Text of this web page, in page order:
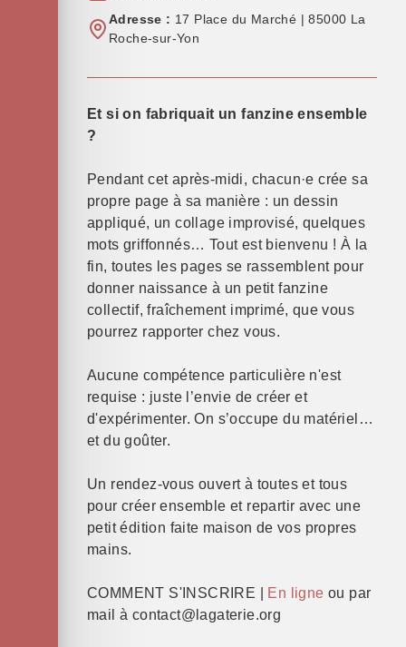
Adresse : 17 Place du Marché | 85000 La
Roche-sur-Yon
Et si on fabriquait un fanzine ensemble
?
Pendant cet après-midi, chacun·e crée sa
propre page à sa manière : un dessin
appliqué, un collage improvisé, quelques
mots griffonnés… Tout est bienvenu ! À la
fin, toutes les pages se rassemblent pour
donner naissance à un petit fanzine
collectif, fraîchement imprimé, que vous
pourrez rapporter chez vous.
Aucune compétence particulière n'est
requise : juste l’envie de créer et
d'expérimenter. On s’occupe du matériel…
et du goûter.
Un rendez-vous ouvert à toutes et tous
pour créer ensemble et repartir avec une
petit édition faite maison de vos propres
mains.
COMMENT S'INSCRIRE | En ligne ou par
mail à contact@lagaterie.org